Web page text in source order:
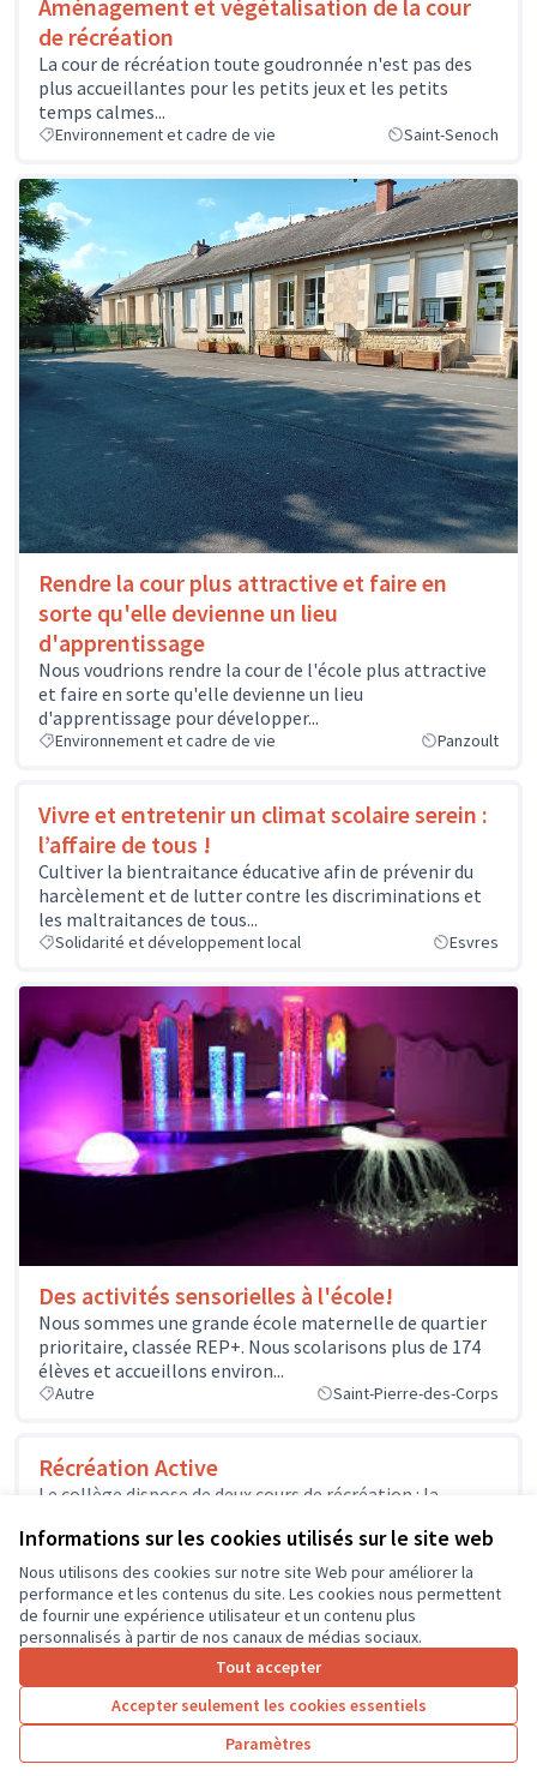
Informations sur les cookies utilisés sur le site web
Nous utilisons des cookies sur notre site Web pour améliorer la
performance et les contenus du site. Les cookies nous permettent
de fournir une expérience utilisateur et un contenu plus
personnalisés à partir de nos canaux de médias sociaux.
Tout accepter
Accepter seulement les cookies essentiels
Paramètres
Aménagement et végétalisation de la cour
de récréation
La cour de récréation toute goudronnée n'est pas des
plus accueillantes pour les petits jeux et les petits
temps calmes...
Environnement et cadre de vie Saint-Senoch
Rendre la cour plus attractive et faire en
sorte qu'elle devienne un lieu
d'apprentissage
Nous voudrions rendre la cour de l'école plus attractive
et faire en sorte qu'elle devienne un lieu
d'apprentissage pour développer...
Environnement et cadre de vie Panzoult
Vivre et entretenir un climat scolaire serein :
l’affaire de tous !
Cultiver la bientraitance éducative afin de prévenir du
harcèlement et de lutter contre les discriminations et
les maltraitances de tous...
Solidarité et développement local Esvres
Des activités sensorielles à l'école!
Nous sommes une grande école maternelle de quartier
prioritaire, classée REP+. Nous scolarisons plus de 174
élèves et accueillons environ...
Autre Saint-Pierre-des-Corps
Récréation Active
Le collège dispose de deux cours de récréation : la
cour d’un...
Sport
Résultats par page : 100
1 2 3 4 5 6 7